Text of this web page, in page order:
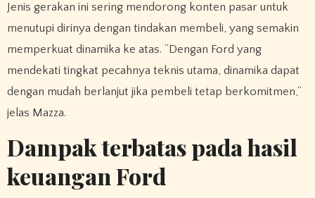
Jenis gerakan ini sering mendorong konten pasar untuk
menutupi dirinya dengan tindakan membeli, yang semakin
memperkuat dinamika ke atas. “Dengan Ford yang
mendekati tingkat pecahnya teknis utama, dinamika dapat
dengan mudah berlanjut jika pembeli tetap berkomitmen,”
jelas Mazza.
Dampak terbatas pada hasil
keuangan Ford